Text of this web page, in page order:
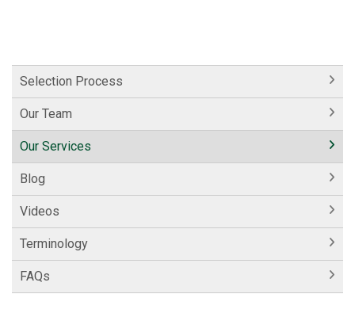
Selection Process
Our Team
Our Services
Blog
Videos
Terminology
FAQs